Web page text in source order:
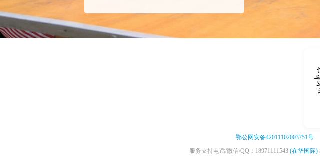
鄂公网安备42011102003751号
服务支持电话/微信/QQ：18971111543 (在华国际)